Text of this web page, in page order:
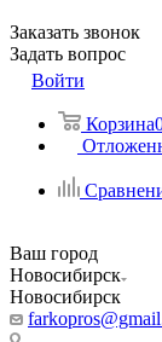
Заказать звонок
Задать вопрос
Войти
Корзина
Ваш город
Новосибирск
Новосибирск